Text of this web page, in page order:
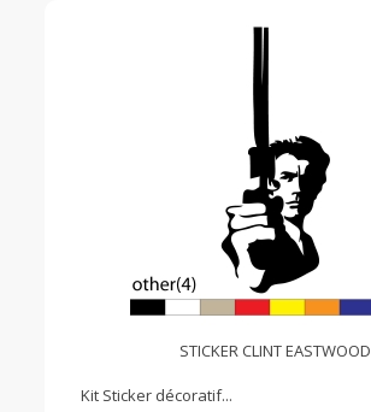
STICKER CLINT EASTWOOD
Kit Sticker décoratif...